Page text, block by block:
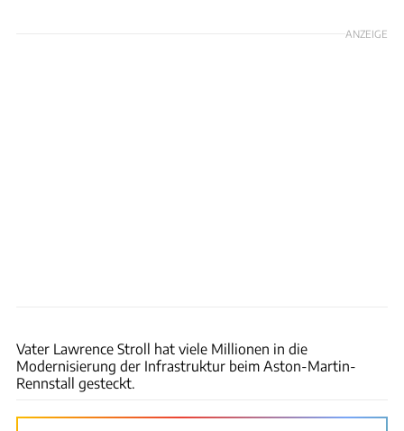
ANZEIGE
Vater Lawrence Stroll hat viele Millionen in die
Modernisierung der Infrastruktur beim Aston-Martin-
Rennstall gesteckt.